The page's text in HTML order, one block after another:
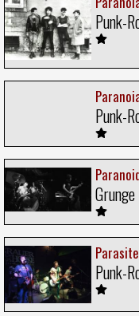
Punk-
Punk-
Punk-